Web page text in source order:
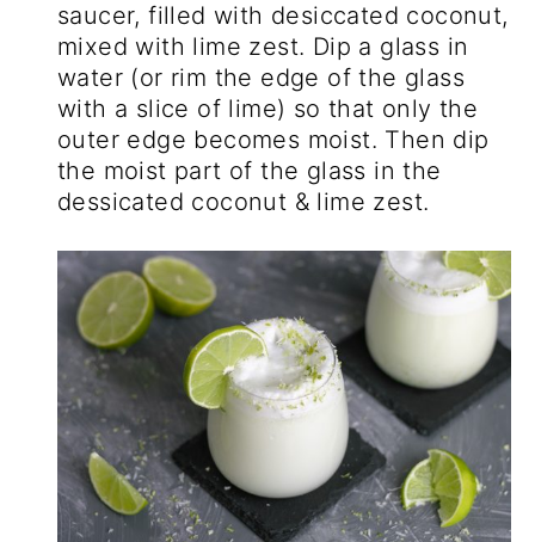
saucer, filled with desiccated coconut,
mixed with lime zest. Dip a glass in
water (or rim the edge of the glass
with a slice of lime) so that only the
outer edge becomes moist. Then dip
the moist part of the glass in the
dessicated coconut & lime zest.